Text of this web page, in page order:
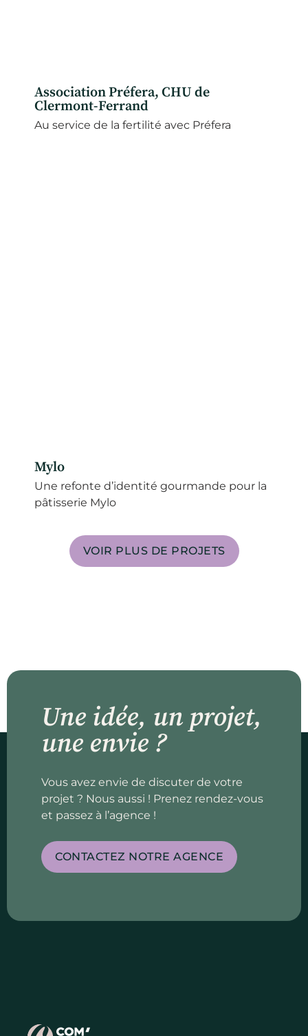
Association Préfera, CHU de
Clermont-Ferrand
Au service de la fertilité avec Préfera
Mylo
Une refonte d’identité gourmande pour la
pâtisserie Mylo
VOIR PLUS DE PROJETS
Une idée, un projet,
une envie ?
Vous avez envie de discuter de votre
projet ? Nous aussi ! Prenez rendez-vous
et passez à l’agence !
CONTACTEZ NOTRE AGENCE